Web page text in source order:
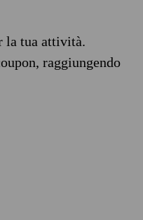
la tua attività.
raggiungendo